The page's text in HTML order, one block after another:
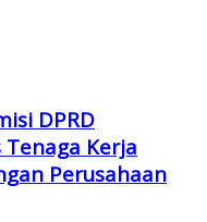
DPRD
Kerja
Perusahaan